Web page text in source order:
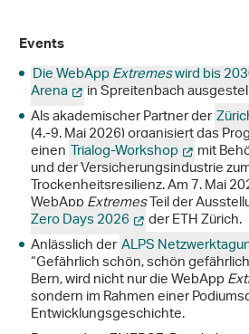
Events
Die WebAppExtremeswird bis
Arena
in Spreitenbach
Als akademischer Partner der
(4.-9. Mai 2026) organisiert das
einenTrialog-Workshop mit
und der Versicherungsindustrie
Trockenheitsresilienz. Am 7. Mai
WebAppExtremesTeil der
Zero Days 2026
der ETH Zürich.
Anlässlich derALPS
“Gefährlich schön, schön
Bern, wird nicht nur die WebApp
sondern im Rahmen einer
Entwicklungsgeschichte.